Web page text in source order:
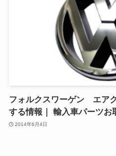
フォルクスワーゲン エア
する情報｜ 輸入車パーツお
2014年6月4日